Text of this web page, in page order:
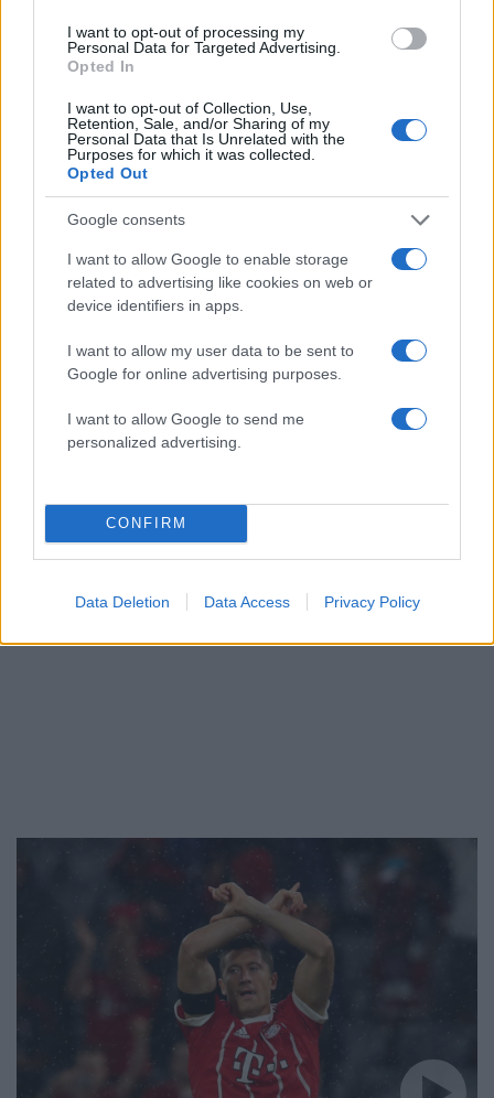
I want to opt-out of processing my
Personal Data for Targeted Advertising.
Opted In
I want to opt-out of Collection, Use,
Retention, Sale, and/or Sharing of my
Personal Data that Is Unrelated with the
Purposes for which it was collected.
Opted Out
Google consents
I want to allow Google to enable storage
related to advertising like cookies on web or
device identifiers in apps.
I want to allow my user data to be sent to
Google for online advertising purposes.
I want to allow Google to send me
personalized advertising.
CONFIRM
Data Deletion Data Access Privacy Policy
22.10.19
Champions League ΤΕΛΙΚΑ: Έγινε της…
πεντάρας! – videos
18:30 02.02.19
“Κατραπακιά” της
Λεβερκούζεν! Στο +7
η Ντόρτμουντ
22:12 14.04.18
Κάνει πλάκα η
Μπάγερν! Νίκησε με
τα δεύτερα την
Γκλάντμπαχ [vid]